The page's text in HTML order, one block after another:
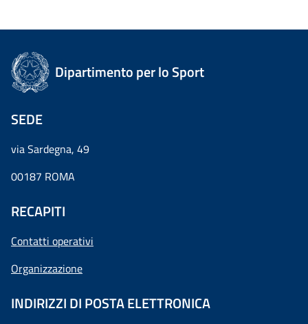
Dipartimento per lo Sport
SEDE
via Sardegna, 49
00187 ROMA
RECAPITI
Contatti operativi
Organizzazione
INDIRIZZI DI POSTA ELETTRONICA